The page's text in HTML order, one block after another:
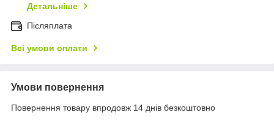
Детальніше
Післяплата
Всі умови оплати
Умови повернення
Повернення товару впродовж 14 днів безкоштовно